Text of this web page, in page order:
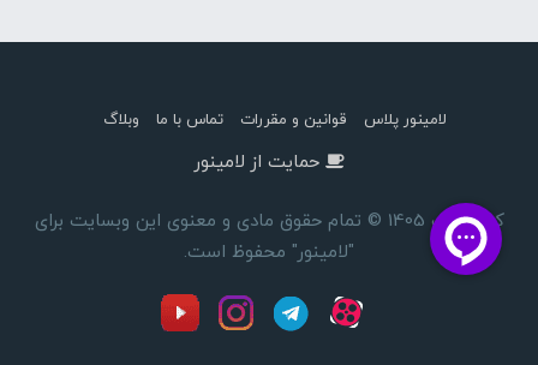
لامینور پلاس قوانین و مقررات تماس با ما وبلاگ
حمایت از لامینور
کپی رایت 1405 © تمام حقوق مادی و معنوی این وبسایت برای
"لامینور" محفوظ است.